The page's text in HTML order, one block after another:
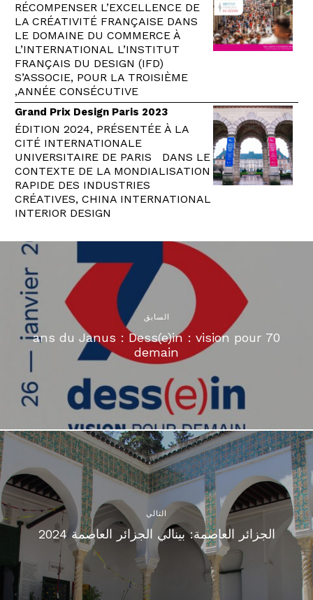
RÉCOMPENSER L’EXCELLENCE DE
LA CRÉATIVITÉ FRANÇAISE DANS
LE DOMAINE DU COMMERCE À
L’INTERNATIONAL L’INSTITUT
FRANÇAIS DU DESIGN (IFD)
S’ASSOCIE, POUR LA TROISIÈME
ANNÉE CONSÉCUTIVE,
Grand Prix Design Paris 2023
ÉDITION 2024, PRÉSENTÉE À LA
CITÉ INTERNATIONALE
UNIVERSITAIRE DE PARIS DANS LE
CONTEXTE DE LA MONDIALISATION
RAPIDE DES INDUSTRIES
CRÉATIVES, CHINA INTERNATIONAL
INTERIOR DESIGN
السابق
70 ans du Janus : Dess(e)in : vision pour
demain
التالي
الجزائر العاصمة: بينالي الجزائر العاصمة 2024